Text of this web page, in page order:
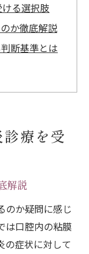
る選択肢
か徹底解説
断基準とは
ットを解説
るには
最新治療法
み対策
塗り薬効果
軽減の流れ
イント
療を受
解説
のか疑問に感じ
は口腔内の粘膜
の症状に対して